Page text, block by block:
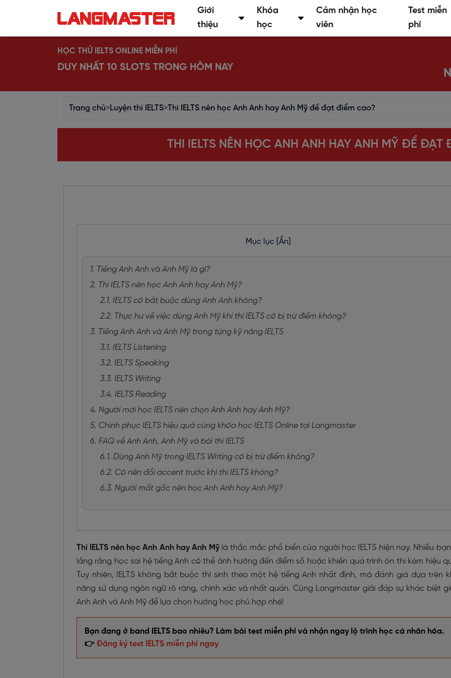
Giới
thiệu
Khóa
học
Cảm nhận học
viên
Test miễn
phí
HỌC THỬ IELTS ONLINE MIỄN PHÍ
DUY NHẤT 10 SLOTS TRONG HÔM NAY
Trang chủ>Luyện thi IELTS>Thi IELTS nên học Anh Anh hay Anh Mỹ để đạt điểm cao?
THI IELTS NÊN HỌC ANH ANH HAY ANH MỸ ĐỂ ĐẠT
Mục lục [Ẩn]
1. Tiếng Anh Anh và Anh Mỹ là gì?
2. Thi IELTS nên học Anh Anh hay Anh Mỹ?
2.1. IELTS có bắt buộc dùng Anh Anh không?
2.2. Thực hư về việc dùng Anh Mỹ khi thi IELTS có bị trừ điểm không?
3. Tiếng Anh Anh và Anh Mỹ trong từng kỹ năng IELTS
3.1. IELTS Listening
3.2. IELTS Speaking
3.3. IELTS Writing
3.4. IELTS Reading
4. Người mới học IELTS nên chọn Anh Anh hay Anh Mỹ?
5. Chinh phục IELTS hiệu quả cùng khóa học IELTS Online tại Langmaster
6. FAQ về Anh Anh, Anh Mỹ và bài thi IELTS
6.1. Dùng Anh Mỹ trong IELTS Writing có bị trừ điểm không?
6.2. Có nên đổi accent trước khi thi IELTS không?
6.3. Người mất gốc nên học Anh Anh hay Anh Mỹ?
Thi IELTS nên học Anh Anh hay Anh Mỹlà thắc mắc phổ biến của người học IELTS hiện nay. Nhiều
lắng rằng học sai hệ tiếng Anh có thể ảnh hưởng đến điểm số hoặc khiến quá trình ôn thi kém hiệu
Tuy nhiên, IELTS không bắt buộc thí sinh theo một hệ tiếng Anh nhất định, mà đánh giá dựa trên
năng sử dụng ngôn ngữ rõ ràng, chính xác và nhất quán. Cùng Langmaster giải đáp sự khác biệt
Anh Anh và Anh Mỹ để lựa chọn hướng học phù hợp nhé!
Bạn đang ở band IELTS bao nhiêu? Làm bài test miễn phí và nhận ngay lộ trình học cá nhân hóa.
👉 Đăng ký test IELTS miễn phí ngay